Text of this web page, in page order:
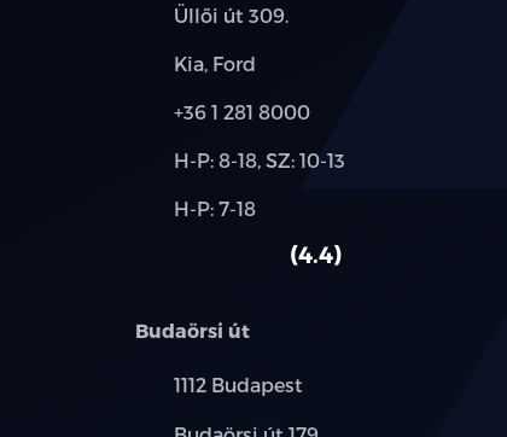
Cím:
Üllői út 309.
Márkák:
Kia, Ford
Telefon:
+36 1 281 8000
Új-
használt
H-P: 8-18, SZ: 10-13
Alkatrész,
H-P: 7-18
4.4
Budaörsi út
Település:
1112 Budapest
Cím: